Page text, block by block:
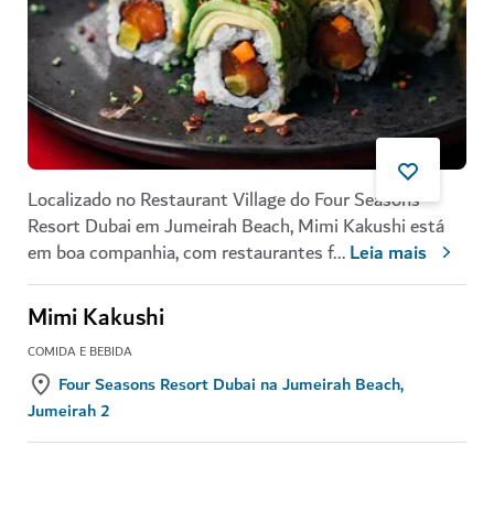
Localizado no Restaurant Village do Four Seasons
Resort Dubai em Jumeirah Beach, Mimi Kakushi está
em boa companhia, com restaurantes f...Leia mais
Mimi Kakushi
COMIDA E BEBIDA
Four Seasons Resort Dubai na Jumeirah Beach,
Jumeirah 2